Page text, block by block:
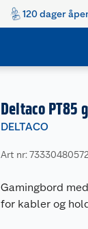
120 dager
Deltaco PT85
DELTACO
Art nr:
Gamingbord
for kabler og